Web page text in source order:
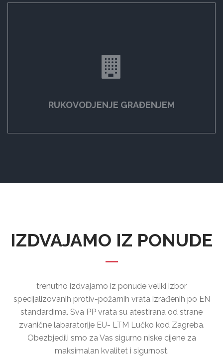
RUKOVODJENJE GRAĐENJEM
IZDVAJAMO IZ PONUDE
trenutno izdvajamo iz ponude veliki izbor
specijalizovanih protiv-požarnih vrata izrađenih po EN
standardima. Sva PP vrata su atestirana od strane
zvanične labaratorije EU- LTM Lučko kod Zagreba.
Obezbjedili smo za Vas sigurno niske cijene za
maksimalan kvalitet i sigurnost.